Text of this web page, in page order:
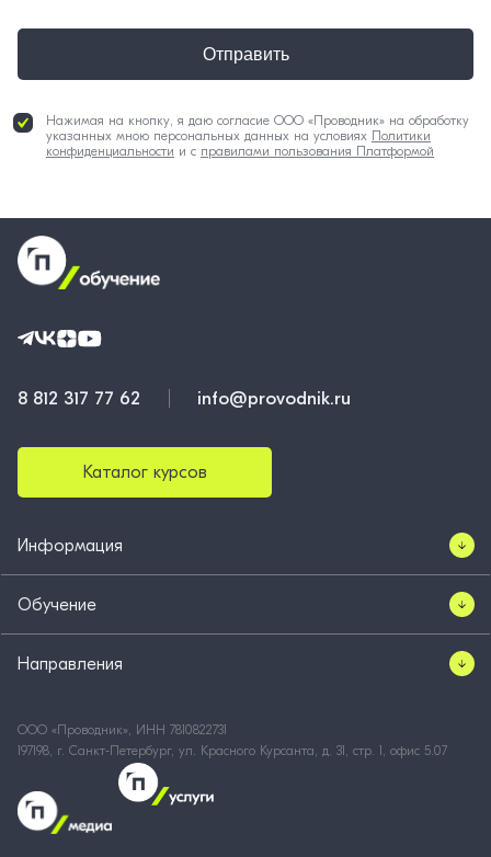
Нажимая на кнопку, я даю согласие ООО «Проводник» на обработку
указанных мною персональных данных на условиях Политики
конфиденциальности и с правилами пользования Платформой
Отправить
8 812 317 77 62 info@provodnik.ru
Каталог курсов
Информация
Обучение
Направления
ООО «Проводник», ИНН 7810822731
197198, г. Санкт-Петербург, ул. Красного Курсанта, д. 31, стр. 1, офис 5.07